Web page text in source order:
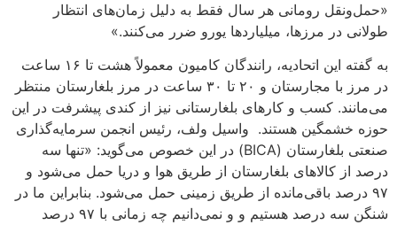
«حمل‌ونقل‌ رومانی هر سال فقط به دلیل زمان‌های انتظار
طولانی در مرزها، میلیاردها یورو ضرر می‌کنند.»
به گفته این اتحادیه، رانندگان کامیون معمولاً هشت تا ۱۶ ساعت
در مرز با مجارستان و ۲۰ تا ۳۰ ساعت در مرز بلغارستان منتظر
می‌مانند. کسب و کارهای بلغارستانی نیز از کندی پیشرفت در این
حوزه خشمگین هستند. واسیل ولف، رئیس انجمن سرمایه‌گذاری
صنعتی بلغارستان (BICA) در این خصوص می‌گوید: «تنها سه
درصد از کالاهای بلغارستان از طریق هوا و دریا حمل می‌شود و
۹۷ درصد باقی‌مانده از طریق زمینی حمل می‌شود. بنابراین ما در
شنگن سه درصد هستیم و و نمی‌دانیم چه زمانی با ۹۷ درصد